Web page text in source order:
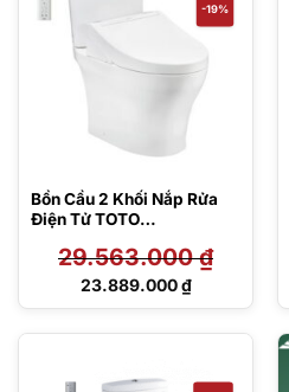
-19%
Bồn Cầu 2 Khối Nắp Rửa
Điện Tử TOTO
29.563.000₫
Giá
29.563.000 ₫.
23.889.000₫
Giá
23.889.000 ₫.